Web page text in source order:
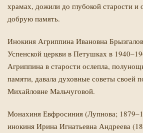
храмах, дожили до глубокой старости и
добрую память.
Инокиня Агриппина Ивановна
Успенской церкви в Петушках в
Агриппина в старости ослепла,
памяти, давала духовные советы
Михайловне Мальчуговой.
Монахиня Евфросиния (Лупнова;
инокиня Ирина Игнатьевна Андреева